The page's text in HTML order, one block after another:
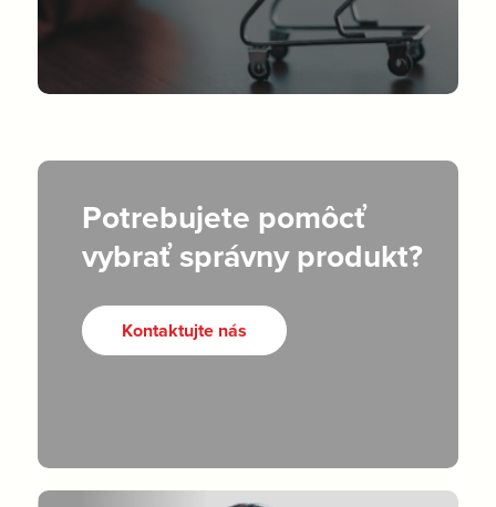
Potrebujete pomôcť
vybrať správny produkt?
Kontaktujte nás